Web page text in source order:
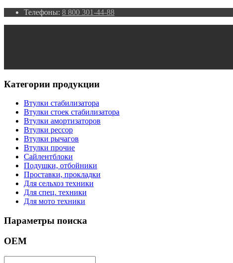
Телефоны: 8 800 301-44-88
Категории продукции
Втулки стабилизатора
Втулки стоек стабилизатора
Втулки амортизаторов
Втулки рессор
Втулки рычагов
Втулки прочие
Сайлентблоки
Подушки, отбойники
Проставки, прокладки
Для сельхоз техники
Для спец. техники
Для мото техники
Параметры поиска
ОЕМ